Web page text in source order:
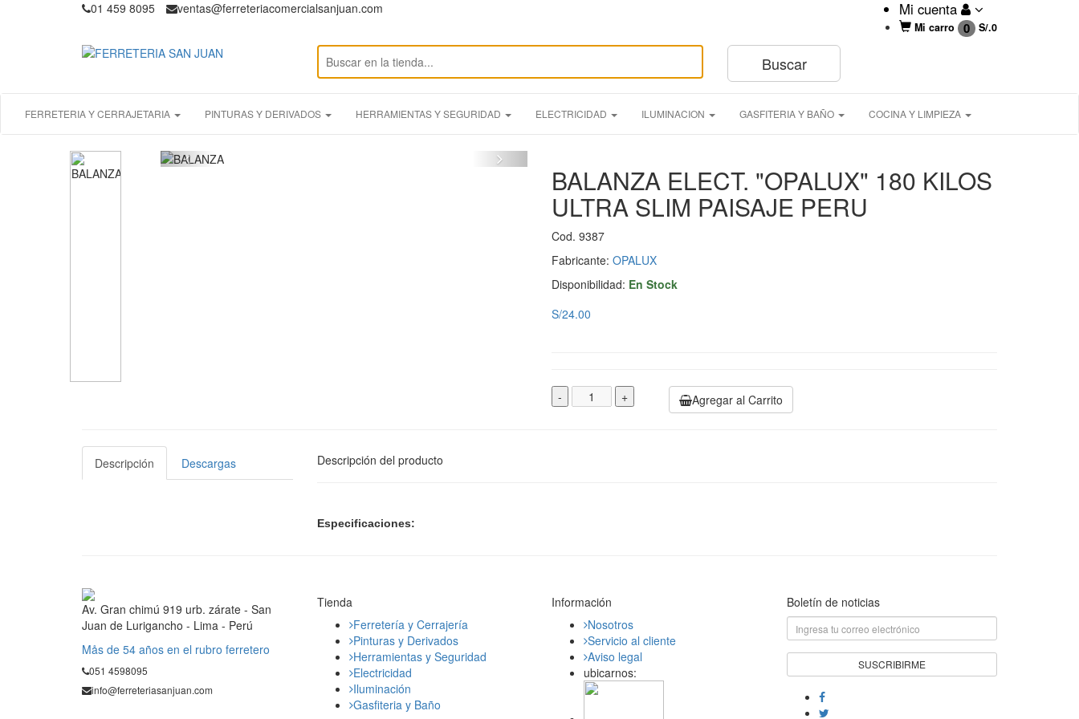
01 459 8095 ventas@ferreteriacomercialsanjuan.com Mi cuenta
Mi carro 0 S/.0
FERRETERIA Y CERRAJETARIA PINTURAS Y DERIVADOS HERRAMIENTAS Y SEGURIDAD ELECTRICIDAD ILUMINACION GASFITERIA Y BAÑO COCINA Y LIMPIEZA
BALANZA ELECT. "OPALUX" 180 KILOS
ULTRA SLIM PAISAJE PERU
Cod. 9387
Fabricante: OPALUX
Disponibilidad: En Stock
S/24.00
- + Agregar al Carrito
Descripción Descargas Descripción del producto
Especificaciones:
Av. Gran chimú 919 urb. zárate - San
Juan de Lurigancho - Lima - Perú
Mås de 54 años en el rubro ferretero
051 4598095
info@ferreteriasanjuan.com
Tienda
Ferretería y Cerrajería
Pinturas y Derivados
Herramientas y Seguridad
Electricidad
Iluminación
Gasfiteria y Baño
Información
Nosotros
Servicio al cliente
Aviso legal
ubicarnos:
Boletín de noticias